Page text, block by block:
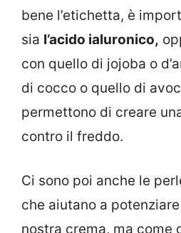
bene l’etichetta, è
sia l’acido ialuronico,
con quello di jojoba o
di cocco o quello di
permettono di creare
contro il freddo.
Ci sono poi anche le
che aiutano a
nostra crema, ma come